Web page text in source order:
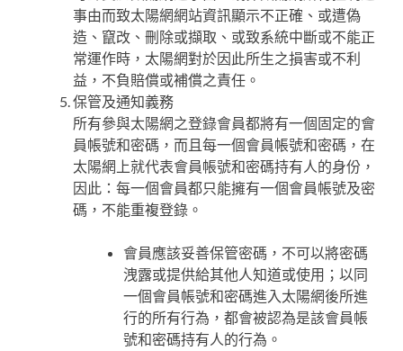
事由而致太陽網網站資訊顯示不正確、或遭偽
造、竄改、刪除或擷取、或致系統中斷或不能正
常運作時，太陽網對於因此所生之損害或不利
益，不負賠償或補償之責任。
保管及通知義務
所有參與太陽網之登錄會員都將有一個固定的會
員帳號和密碼，而且每一個會員帳號和密碼，在
太陽網上就代表會員帳號和密碼持有人的身份，
因此：每一個會員都只能擁有一個會員帳號及密
碼，不能重複登錄。
會員應該妥善保管密碼，不可以將密碼
洩露或提供給其他人知道或使用；以同
一個會員帳號和密碼進入太陽網後所進
行的所有行為，都會被認為是該會員帳
號和密碼持有人的行為。